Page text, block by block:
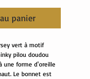
panier
vert à motif
pilou doudou
une forme d'oreille
Le bonnet est